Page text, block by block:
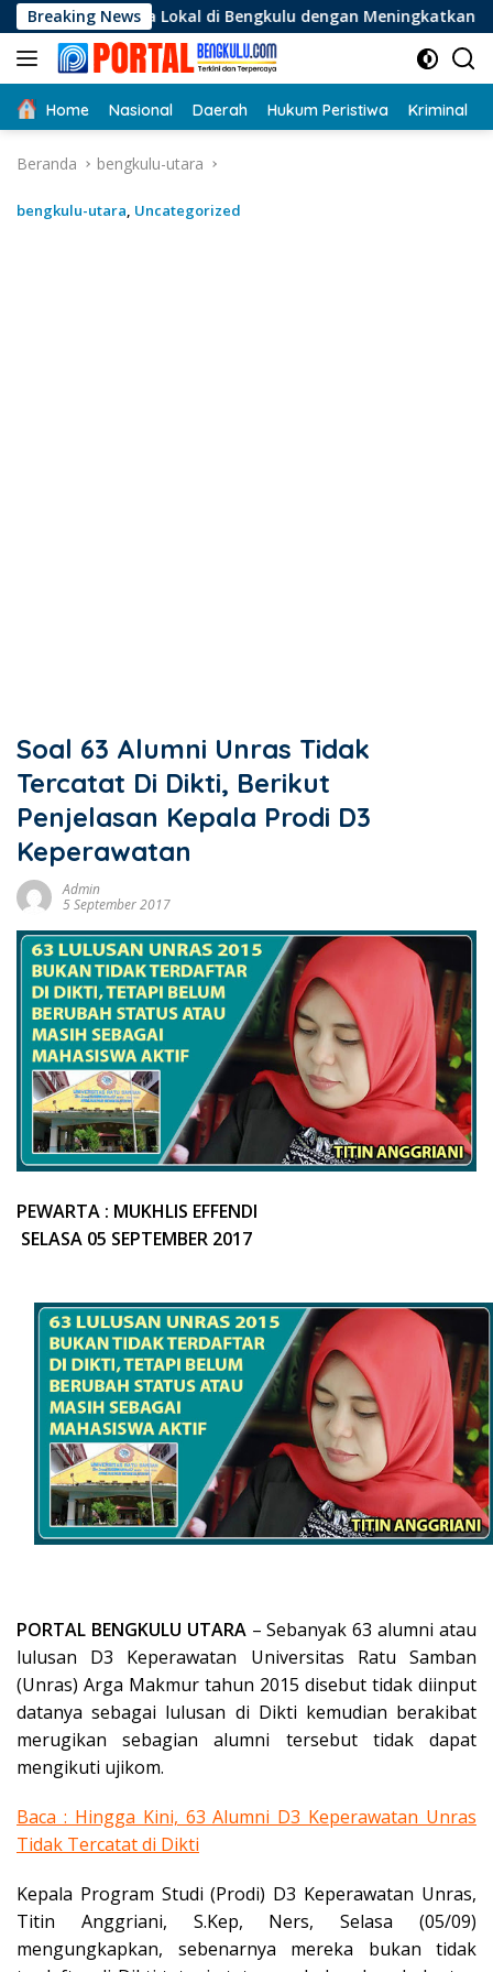
Langsung
ke
konten
Breaking News
di Bengkulu dengan Meningkatkan Ruang Publik dan
Home Nasional Daerah Hukum Peristiwa Kriminal
Beranda bengkulu-utara
bengkulu-utara, Uncategorized
Soal 63 Alumni Unras Tidak
Tercatat Di Dikti, Berikut
Penjelasan Kepala Prodi D3
Keperawatan
Admin
5 September 2017
PEWARTA : MUKHLIS EFFENDI
SELASA 05 SEPTEMBER 2017
PORTAL BENGKULU UTARA– Sebanyak 63 alumni atau
lulusan D3 Keperawatan Universitas Ratu Samban
(Unras) Arga Makmur tahun 2015 disebut tidak diinput
datanya sebagai lulusan di Dikti kemudian berakibat
merugikan sebagian alumni tersebut tidak dapat
mengikuti ujikom.
Baca : Hingga Kini, 63 Alumni D3 Keperawatan Unras
Tidak Tercatat di Dikti
Kepala Program Studi (Prodi) D3 Keperawatan Unras,
Titin Anggriani, S.Kep, Ners, Selasa (05/09)
mengungkapkan, sebenarnya mereka bukan tidak